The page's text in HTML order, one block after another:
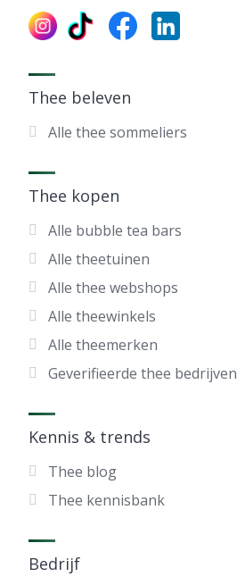
Thee beleven
Alle thee sommeliers
Thee kopen
Alle bubble tea bars
Alle theetuinen
Alle thee webshops
Alle theewinkels
Alle theemerken
Geverifieerde thee bedrijven
Kennis & trends
Thee blog
Thee kennisbank
Bedrijf